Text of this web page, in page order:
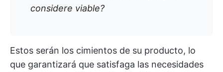
considere viable?
Estos serán los cimientos de su producto, lo
que garantizará que satisfaga las necesidades